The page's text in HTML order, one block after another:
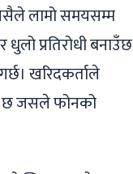
लामो समयसम्म
प्रतिरोधी बनाउँछ
खरिदकर्ताले
छ जसले फोनको